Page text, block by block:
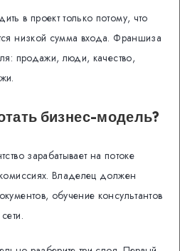
в проект только потому, что
низкой сумма входа. Франшиза
продажи, люди, качество,
бизнес-модель?
зарабатывает на потоке
Владелец должен
обучение консультантов